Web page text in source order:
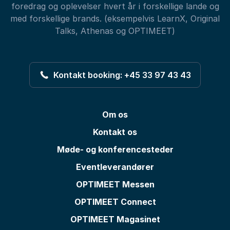
foredrag og oplevelser hvert år i forskellige lande og
med forskellige brands. (eksempelvis LearnX, Original
Talks, Athenas og OPTIMEET)
Kontakt booking: +45 33 97 43 43
Om os
Kontakt os
Møde- og konferencesteder
Eventleverandører
OPTIMEET Messen
OPTIMEET Connect
OPTIMEET Magasinet